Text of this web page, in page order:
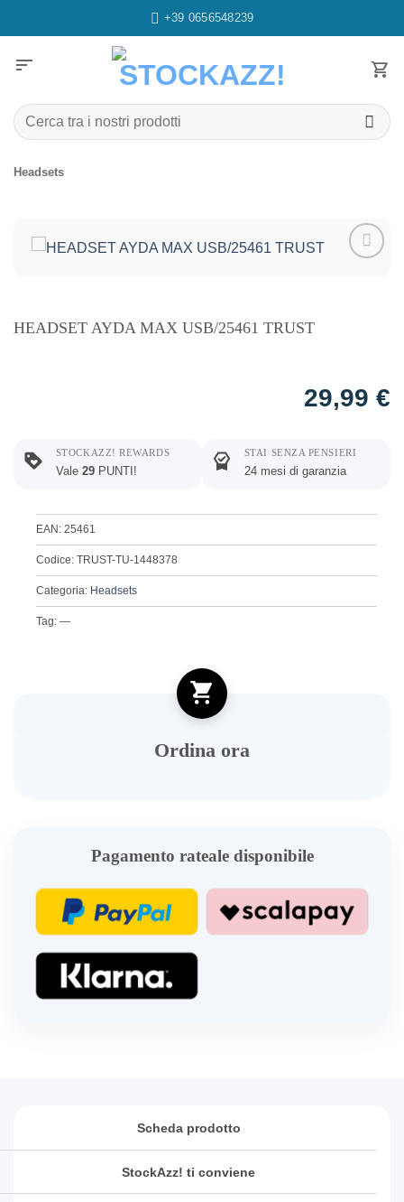
ai
+39 0656548239
sort
Cerca:
Headsets
HEADSET AYDA MAX USB/25461 TRUST
29,99 €
STOCKAZZ! REWARDS
Vale 29 PUNTI!
STAI SENZA PENSIERI
24 mesi di garanzia
EAN: 25461
Codice: TRUST-TU-1448378
Categoria: Headsets
Tag: —
Ordina ora
Pagamento rateale disponibile
Scheda prodotto
StockAzz! ti conviene